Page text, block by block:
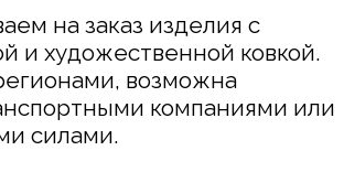
на заказ изделия с
и художественной ковкой.
возможна
компаниями или
силами.